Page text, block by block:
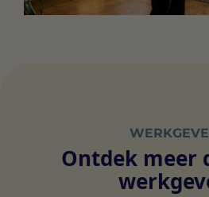
Ontdek meer